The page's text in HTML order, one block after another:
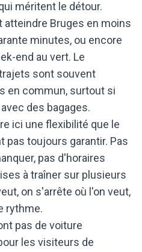
méritent le détour.
atteindre Bruges en moins
minutes, ou encore
end au vert. Le
sont souvent
en commun, surtout si
des bagages.
ici une flexibilité que le
pas toujours garantir. Pas
pas d'horaires
à traîner sur plusieurs
on s'arrête où l'on veut,
rythme.
pas de voiture
les visiteurs de